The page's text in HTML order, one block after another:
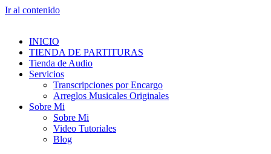
Ir al contenido
INICIO
TIENDA DE PARTITURAS
Tienda de Audio
Servicios
Transcripciones por Encargo
Arreglos Musicales Originales
Sobre Mi
Sobre Mi
Video Tutoriales
Blog